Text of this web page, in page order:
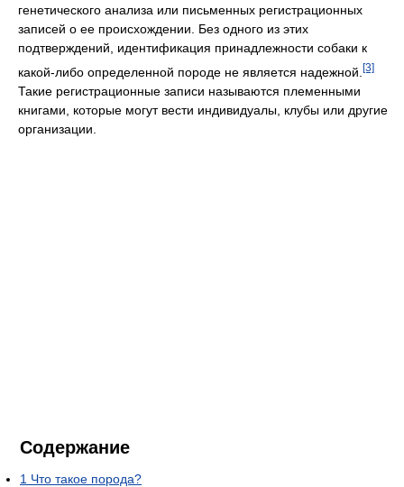
генетического анализа или письменных регистрационных
записей о ее происхождении. Без одного из этих
подтверждений, идентификация принадлежности собаки к
какой-либо определенной породе не является надежной. [3]
Такие регистрационные записи называются племенными
книгами, которые могут вести индивидуалы, клубы или другие
организации.
Содержание
1 Что такое порода?